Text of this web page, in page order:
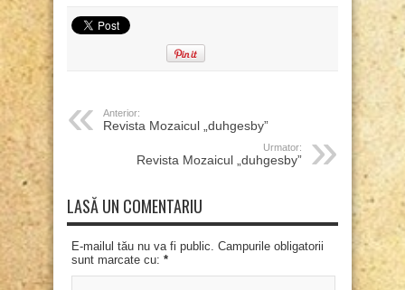
Anterior:
Revista Mozaicul „duhgesby”
Urmator:
Revista Mozaicul „duhgesby”
LASĂ UN COMENTARIU
E-mailul tău nu va fi public. Campurile obligatorii
sunt marcate cu: *